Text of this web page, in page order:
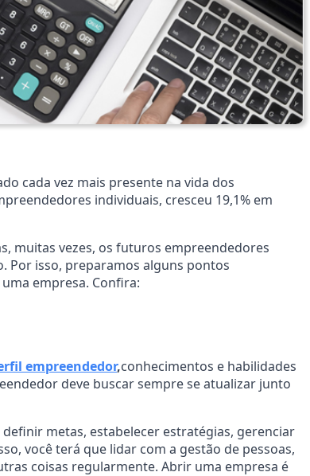
cada vez mais presente na vida dos
individuais, cresceu 19,1% em
muitas vezes, os futuros empreendedores
Por isso, preparamos alguns pontos
empresa. Confira:
empreendedor,conhecimentos e habilidades
deve buscar sempre se atualizar junto
metas, estabelecer estratégias, gerenciar
você terá que lidar com a gestão de pessoas,
coisas regularmente. Abrir uma empresa é